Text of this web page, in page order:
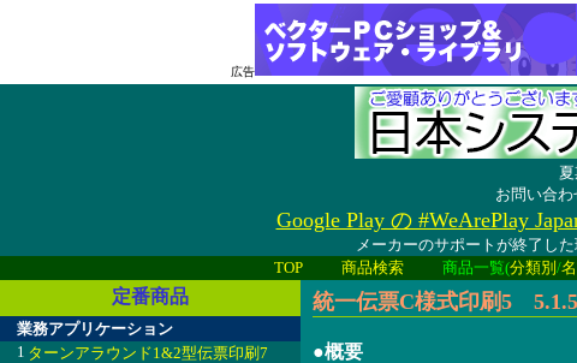
広告
お問い合
Google Play の #WeArePlay
メーカーのサポートが終了し
TOP
商品検索 商品一覧(分類別 /
定番商品
業務アプリケーション
1 ターンアラウンド1&2型伝票印刷7
統一伝票C様式印刷5 5.1.5
●概要